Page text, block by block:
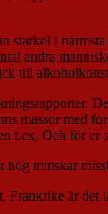
starköl i
andra
till
massor med
t.ex. Och för
hög minskar
Frankrike är det